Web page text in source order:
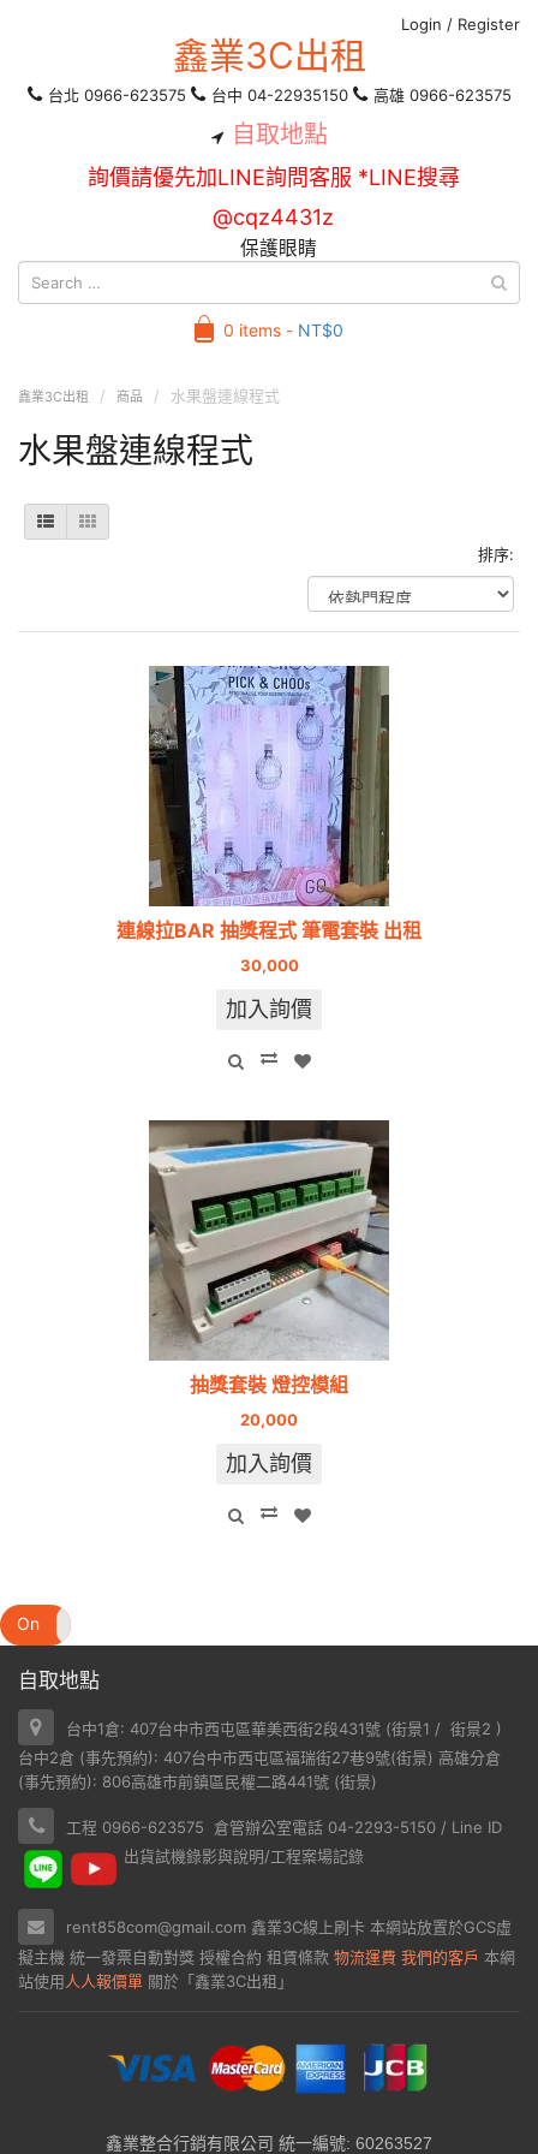
Login / Register
鑫業3C出租
台北 0966-623575 台中 04-22935150 高雄 0966-623575
自取地點
詢價請優先加LINE詢問客服 *LINE搜尋
@cqz4431z
保護眼睛
0 items - NT$0
鑫業3C出租 商品 水果盤連線程式
水果盤連線程式
排序:
連線拉BAR 抽獎程式 筆電套裝 出租
30,000
加入詢價
抽獎套裝 燈控模組
20,000
加入詢價
On
自取地點
台中1倉: 407台中市西屯區華美西街2段431號 (街景1 / 街景2 )
台中2倉 (事先預約): 407台中市西屯區福瑞街27巷9號(街景) 高雄分倉
(事先預約): 806高雄市前鎮區民權二路441號 (街景)
工程 0966-623575 倉管辦公室電話 04-2293-5150 / Line ID
出貨試機錄影與說明/工程案場記錄
rent858com@gmail.com 鑫業3C線上刷卡 本網站放置於GCS虛
擬主機 統一發票自動對獎 授權合約 租賃條款 物流運費 我們的客戶 本網
站使用人人報價單 關於「鑫業3C出租」
鑫業整合行銷有限公司 統一編號: 60263527